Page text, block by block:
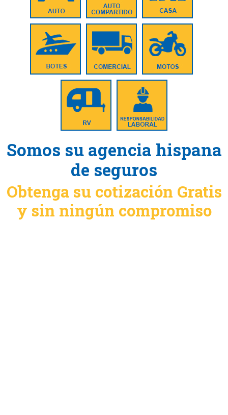
Somos su agencia hispana
de seguros
Obtenga su cotización Gratis
y sin ningún compromiso